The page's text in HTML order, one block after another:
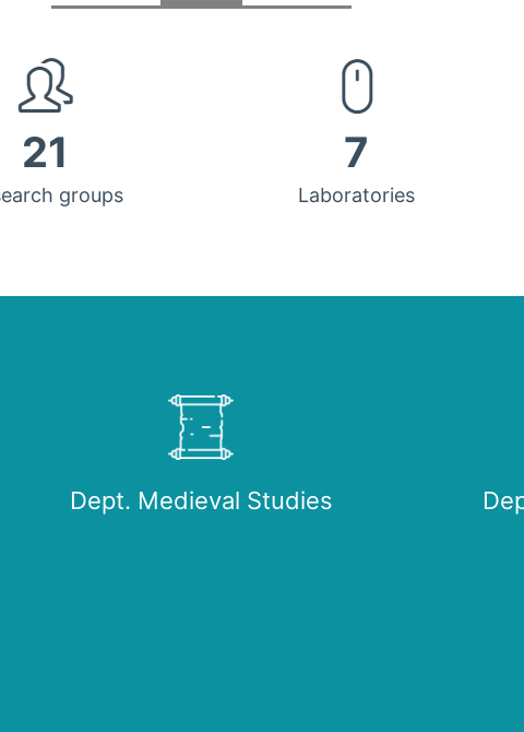
21
groups
7
Laboratories
Dept. Medieval Studies